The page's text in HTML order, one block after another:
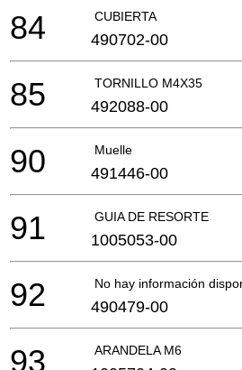
CUBIERTA
84 490702-00
TORNILLO M4X35
85 492088-00
Muelle
90 491446-00
GUIA DE RESORTE
91 1005053-00
No hay información
92 490479-00
ARANDELA M6
93